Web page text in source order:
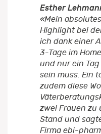
Esther
«Mein
Highlight bei
ich dank einer
3-Tage im
und nur ein
sein muss. Ein
zudem diese
zwei Frauen zu
Stand und
Firma ebi-